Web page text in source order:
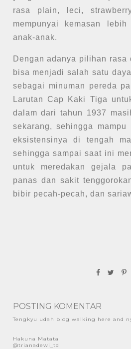
rasa plain, leci,
mempunyai kemasan
anak-anak.
Dengan adanya pilihan rasa
bisa menjadi salah satu
sebagai minuman pereda
Larutan Cap Kaki Tiga
dalam dari tahun 1937
sekarang, sehingga mampu
eksistensinya di tengah
sehingga sampai saat ini
untuk meredakan gejala
panas dan sakit
bibir pecah-pecah, dan
POSTING KOMENTAR
Tengkyu udah blog walking here and
Hakuna Matata
@trianadewi_td